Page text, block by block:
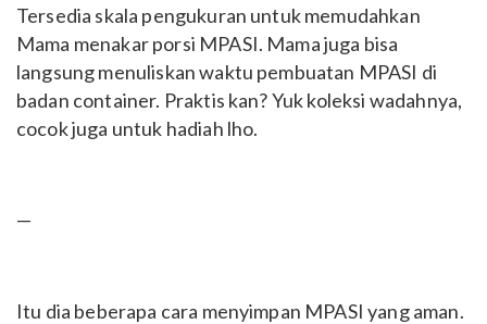
Tersedia skala pengukuran untuk memudahkan
Mama menakar porsi MPASI. Mama juga bisa
langsung menuliskan waktu pembuatan MPASI di
badan container. Praktis kan? Yuk koleksi wadahnya,
cocok juga untuk hadiah lho.
—
Itu dia beberapa cara menyimpan MPASI yang aman.